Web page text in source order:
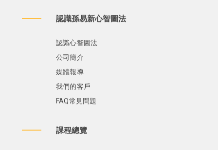
認識孫易新心智圖法
認識心智圖法
公司簡介
媒體報導
我們的客戶
FAQ常見問題
課程總覽